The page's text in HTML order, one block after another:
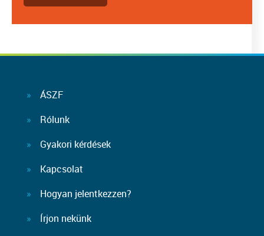
ÁSZF
Rólunk
Gyakori kérdések
Kapcsolat
Hogyan jelentkezzen?
Írjon nekünk